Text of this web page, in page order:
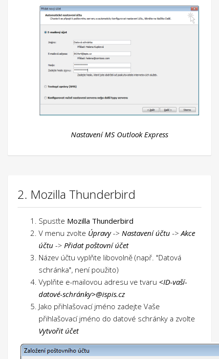
Nastavení MS Outlook Express
2. Mozilla Thunderbird
Spusťte Mozilla Thunderbird
V menu zvolte Úpravy-> Nastavení účtu ->Akce
účtu -> Přidat poštovní účet
Název účtu vyplňte libovolně (např. "Datová
schránka", není použito)
Vyplňte e-mailovou adresu ve tvaru <ID-vaší-
datové-schránky>@ispis.cz
Jako přihlašovací jméno zadejte Vaše
přihlašovací jméno do datové schránky a zvolte
Vytvořit účet